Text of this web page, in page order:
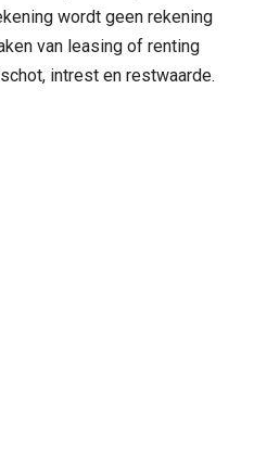
wordt geen rekening
van leasing of renting
intrest en restwaarde.